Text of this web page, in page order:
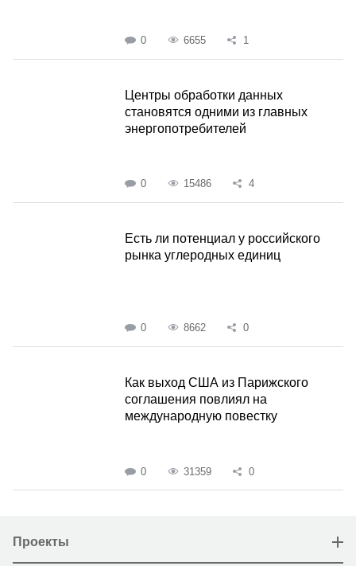
0 6655 1
Центры обработки данных
становятся одними из главных
энергопотребителей
0 15486 4
Есть ли потенциал у российского
рынка углеродных единиц
0 8662 0
Как выход США из Парижского
соглашения повлиял на
международную повестку
0 31359 0
Проекты